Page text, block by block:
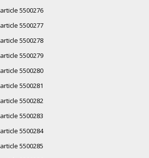
article 5500276
article 5500277
article 5500278
article 5500279
article 5500280
article 5500281
article 5500282
article 5500283
article 5500284
article 5500285